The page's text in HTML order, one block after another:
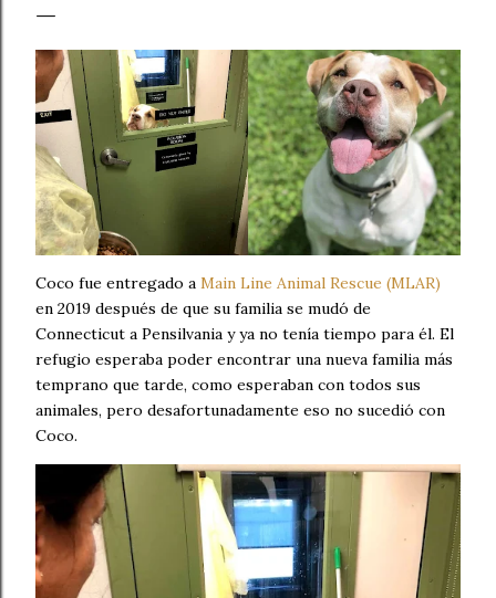
Coco fue entregado a Main Line Animal Rescue (MLAR)
en 2019 después de que su familia se mudó de
Connecticut a Pensilvania y ya no tenía tiempo para él. El
refugio esperaba poder encontrar una nueva familia más
temprano que tarde, como esperaban con todos sus
animales, pero desafortunadamente eso no sucedió con
Coco.